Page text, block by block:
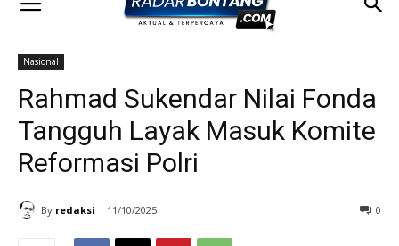
Nasional
Rahmad Sukendar Nilai Fonda
Tangguh Layak Masuk Komite
Reformasi Polri
By redaksi 11/10/2025 0